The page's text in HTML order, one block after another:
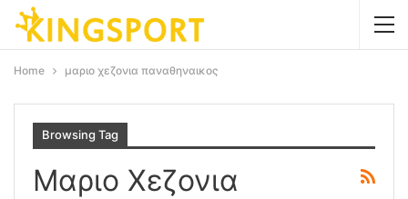
Home μαριο χεζονια παναθηναικος
Browsing Tag
Μαριο Χεζονια